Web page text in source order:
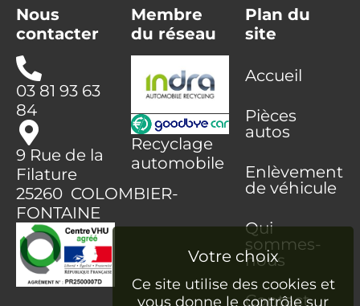
Nous
contacter
03 81 93 63
84
9 Rue de la
Filature
25260 COLOMBIER-
FONTAINE
Membre
du réseau
Recyclage
automobile
Plan du
site
Accueil
Pièces
autos
Enlèvement
de véhicule
Qui
sommes-
nous
Contact
Ce site utilise des cookies et
vous donne le contrôle sur